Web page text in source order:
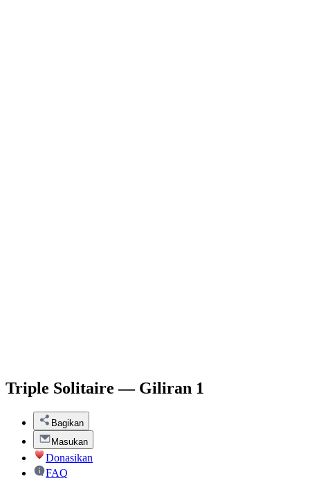
Triple Solitaire — Giliran 1
Bagikan
Masukan
Donasikan
FAQ